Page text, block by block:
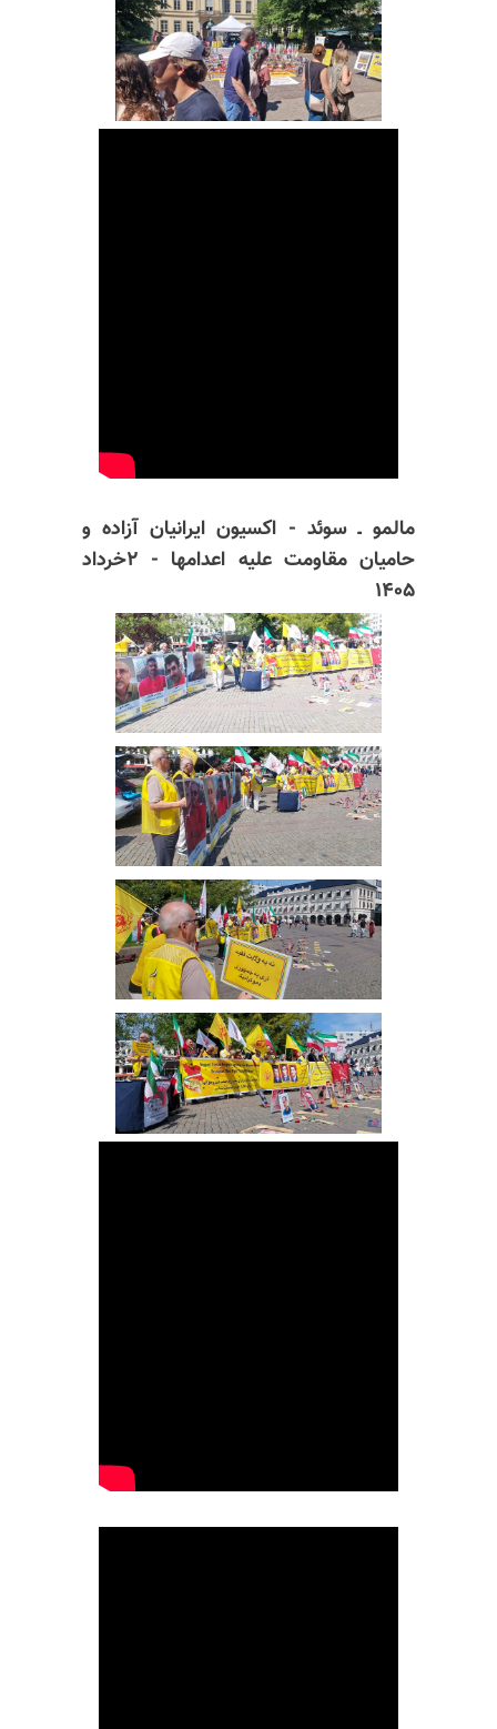
مالمو ـ سوئد - اکسیون ایرانیان آزاده و
حامیان مقاومت علیه اعدامها - ۲خرداد
۱۴۰۵